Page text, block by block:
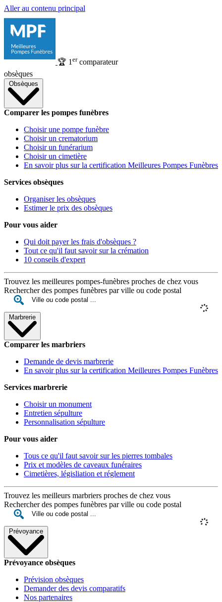
Aller au contenu principal
🏆 1 ercomparateur
obsèques
Obsèques
Comparer les pompes funèbres
Choisir une pompe funèbre
Choisir un crematorium
Choisir un funérarium
Choisir un cimetière
En savoir plus sur la certification Meilleures Pompes Funèbres
Services obsèques
Organiser les obsèques
Estimer le prix des obsèques
Pour vous aider
Qui doit payer les frais d'obsèques ?
Tout ce qu'il faut savoir sur la crémation
10 conseils d'expert
Trouvez les meilleures pompes-funèbres proches de chez vous
Rechercher des pompes funèbres par ville ou code postal
Marbrerie
Comparer les marbriers
Demande de devis marbrerie
En savoir plus sur la certification Meilleures Pompes Funèbres
Services marbrerie
Choisir un monument
Entretien sépulture
Personnalisation sépulture
Pour vous aider
Tous ce qu'il faut savoir sur les pierres tombales
Prix et modèles de caveaux funéraires
Cimetières, législiation et réglement
Trouvez les meilleurs marbriers proches de chez vous
Rechercher des pompes funèbres par ville ou code postal
Prévoyance
Prévoyance obsèques
Prévision obsèques
Demander des devis comparatifs
Nos partenaires